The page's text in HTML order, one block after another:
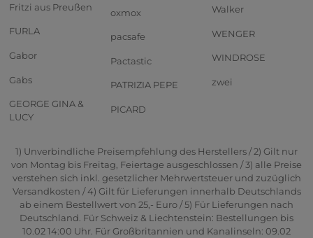
Fritzi aus Preußen
FURLA
Gabor
Gabs
GEORGE GINA &
LUCY
oxmox
pacsafe
Pactastic
PATRIZIA PEPE
PICARD
Walker
WENGER
WINDROSE
zwei
1) Unverbindliche Preisempfehlung des Herstellers / 2) Gilt nur
von Montag bis Freitag, Feiertage ausgeschlossen / 3) alle Preise
verstehen sich inkl. gesetzlicher Mehrwertsteuer und zuzüglich
Versandkosten / 4) Gilt für Lieferungen innerhalb Deutschlands
ab einem Bestellwert von 25,- Euro / 5) Für Lieferungen nach
Deutschland. Für Schweiz & Liechtenstein: Bestellungen bis
10.02 14:00 Uhr. Für Großbritannien und Kanalinseln: 09.02